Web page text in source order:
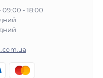
09:00 - 18:00